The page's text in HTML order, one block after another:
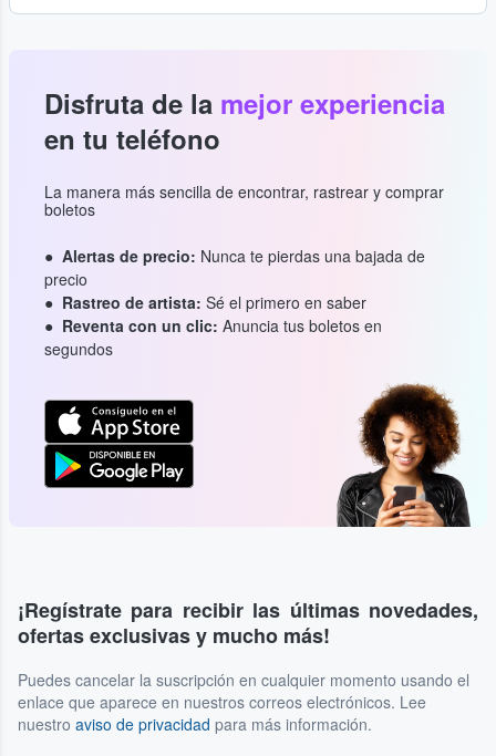
Disfruta de la mejor experiencia
en tu teléfono
La manera más sencilla de encontrar, rastrear y comprar
boletos
Alertas de precio: Nunca te pierdas una bajada de
precio
Rastreo de artista: Sé el primero en saber
Reventa con un clic: Anuncia tus boletos en
segundos
¡Regístrate para recibir las últimas novedades,
ofertas exclusivas y mucho más!
Puedes cancelar la suscripción en cualquier momento usando el
enlace que aparece en nuestros correos electrónicos. Lee
nuestro aviso de privacidad para más información.